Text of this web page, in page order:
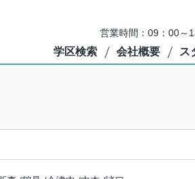
営業時間：09：00～
学区検索 会社概要 ス